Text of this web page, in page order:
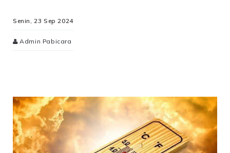
Senin, 23 Sep 2024
Admin Pabicara